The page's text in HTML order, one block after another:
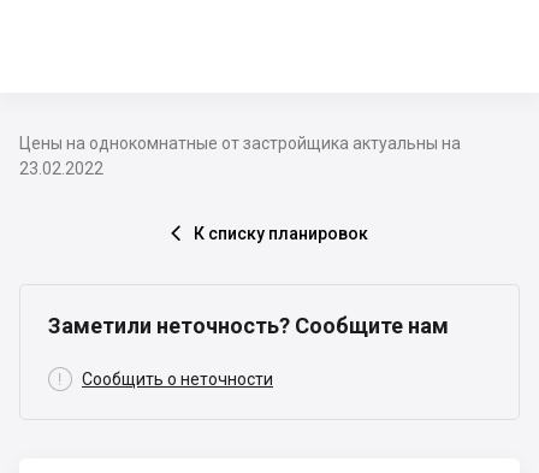
Цены на однокомнатные от застройщика актуальны на
23.02.2022
 К списку планировок
Заметили неточность? Сообщите нам
 Сообщить о неточности